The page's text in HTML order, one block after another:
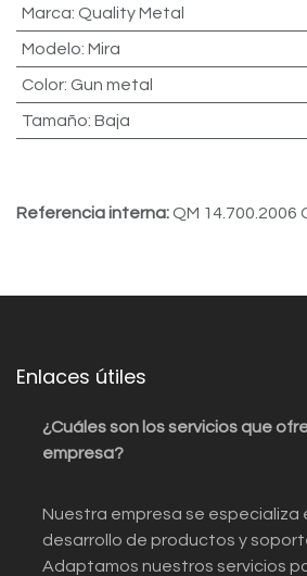
Marca: Quality Metal
Modelo: Mira
Color: Gun metal
Tamaño: Baja
Referencia interna: QM 14.700.2006
Enlaces útiles
¿Cuáles son los servicios que
empresa?
Nuestra empresa se especializa
desarrollo de productos y
Adaptamos nuestros servicios